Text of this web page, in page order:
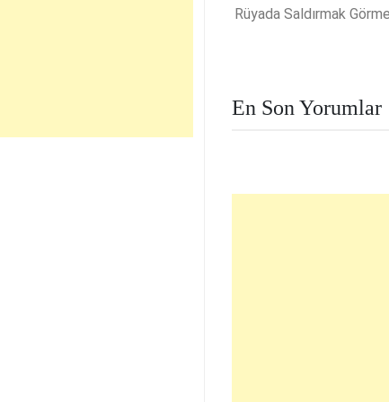
Rüyada Saldırmak
En Son Yorumlar